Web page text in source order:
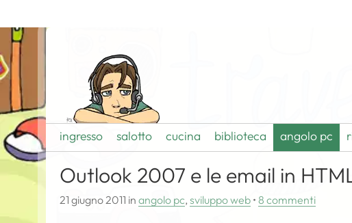
ingresso salotto cucina biblioteca angolo pc
Outlook 2007 e le email in
21 giugno 2011 inangolo pc,sviluppo web • 8 commenti